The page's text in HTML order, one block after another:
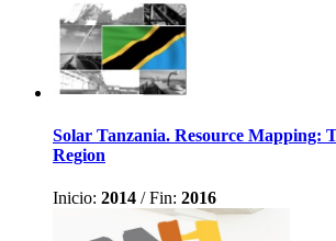
Solar Tanzania. Resource Mapping:
Region
Inicio: 2014 /Fin: 2016